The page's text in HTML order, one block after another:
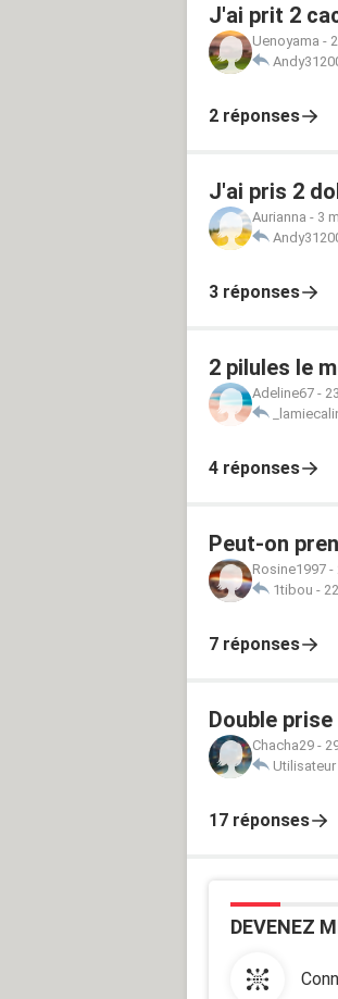
J'ai prit 2
Uenoyama -
2 réponses
J'ai pris 2
Aurianna - 3
3 réponses
2 pilules le
Adeline67 -
4 réponses
Peut-on
Rosine1997 -
1tibou -
7 réponses
Double
Chacha29 -
17 réponses
DEVENEZ